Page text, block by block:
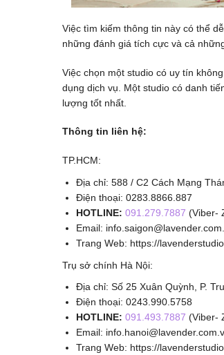
Việc tìm kiếm thông tin này có thể
những đánh giá tích cực và cả
Việc chọn một studio có uy tín
dụng dịch vụ. Một studio có danh
lượng tốt nhất.
Thông tin liên hệ:
TP.HCM:
Địa chỉ: 588 / C2 Cách Mạng
Điện thoại: 0283.8866.887
HOTLINE: 091.279.7887 (Viber-
Email:
Trang Web: https://
Trụ sở chính Hà Nội:
Địa chỉ: Số 25 Xuân Quỳnh, P.
Điện thoại: 0243.990.5758
HOTLINE: 091.493.7887 (Viber-
Email:
Trang Web: https://